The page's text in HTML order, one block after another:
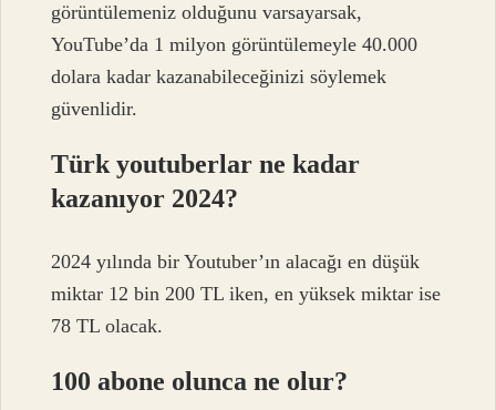
görüntülemeniz olduğunu varsayarsak,
YouTube’da 1 milyon görüntülemeyle 40.000
dolara kadar kazanabileceğinizi söylemek
güvenlidir.
Türk youtuberlar ne kadar
kazanıyor 2024?
2024 yılında bir Youtuber’ın alacağı en düşük
miktar 12 bin 200 TL iken, en yüksek miktar ise
78 TL olacak.
100 abone olunca ne olur?